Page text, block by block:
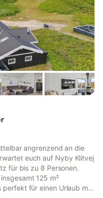
angrenzend an die
euch auf Nyby Klitvej
für bis zu 8 Personen.
125 m²
perfekt für einen Urlaub mit